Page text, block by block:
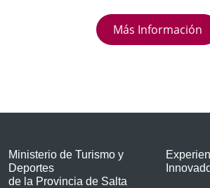
Más Información
Ministerio de Turismo y
Deportes
de la Provincia de Salta